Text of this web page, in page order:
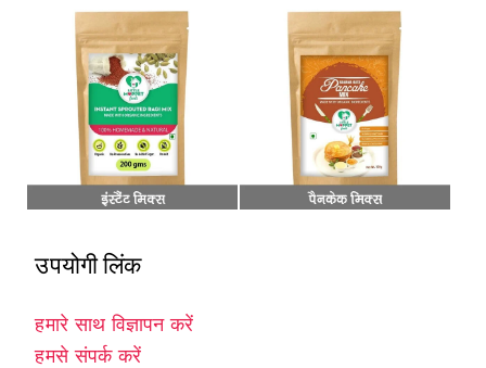
उपयोगी लिंक
हमारे साथ विज्ञापन करें
हमसे संपर्क करें